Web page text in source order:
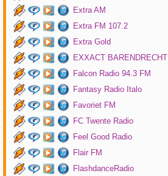
Extra AM
Extra FM 107.2
Extra Gold
EXXACT BARENDRECHT
Falcon Radio 94.3 FM
Fantasy Radio Italo
Favoriet FM
FC Twente Radio
Feel Good Radio
Flair FM
FlashdanceRadio